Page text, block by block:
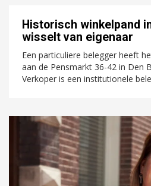
Historisch winkelpand
wisselt van eigenaar
Een particuliere belegger heeft
aan de Pensmarkt 36-42 in Den
Verkoper is een institutionele